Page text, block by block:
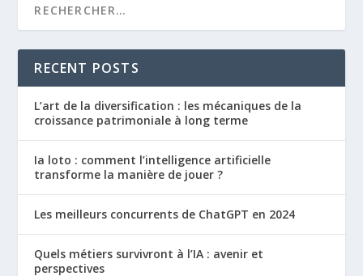
RECENT POSTS
L’art de la diversification : les mécaniques de la
croissance patrimoniale à long terme
Ia loto : comment l’intelligence artificielle
transforme la manière de jouer ?
Les meilleurs concurrents de ChatGPT en 2024
Quels métiers survivront à l’IA : avenir et
perspectives